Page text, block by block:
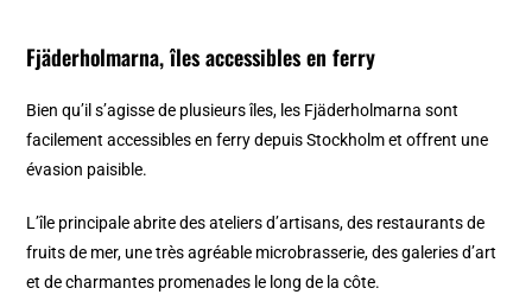
Fjäderholmarna, îles accessibles en ferry
Bien qu’il s’agisse de plusieurs îles, les Fjäderholmarna sont
facilement accessibles enferry depuis Stockholmet offrent une
évasion paisible.
L’île principale abrite des ateliers d’artisans, des restaurants de
fruits de mer, une très agréable microbrasserie, des galeries d’art
et de charmantes promenades le long de la côte.